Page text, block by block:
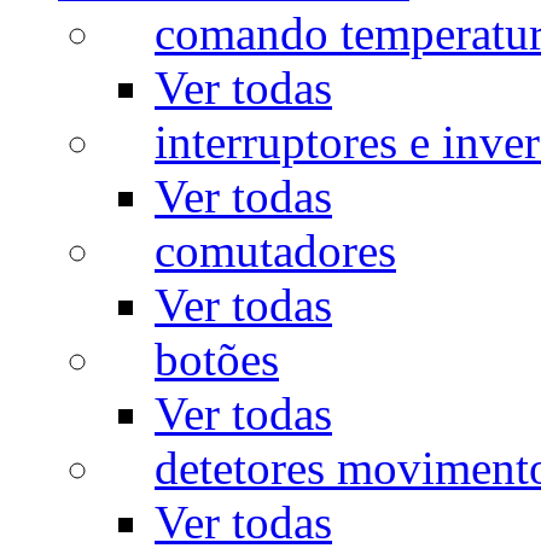
comando
Ver todas
interruptores e
Ver todas
comutadores
Ver todas
botões
Ver todas
detetores
Ver todas